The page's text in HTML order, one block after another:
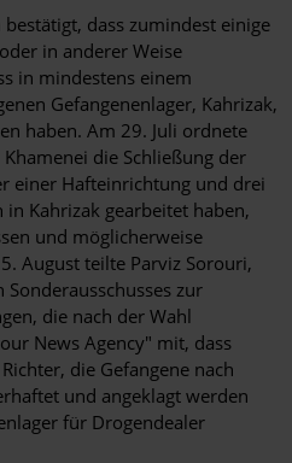
dass zumindest einige
in anderer Weise
in mindestens einem
Gefangenenlager, Kahrizak,
haben. Am 29. Juli ordnete
die Schließung der
einer Hafteinrichtung und drei
Kahrizak gearbeitet haben,
und möglicherweise
August teilte Parviz Sorouri,
zur
die nach der Wahl
News Agency" mit, dass
die Gefangene nach
und angeklagt werden
für Drogendealer